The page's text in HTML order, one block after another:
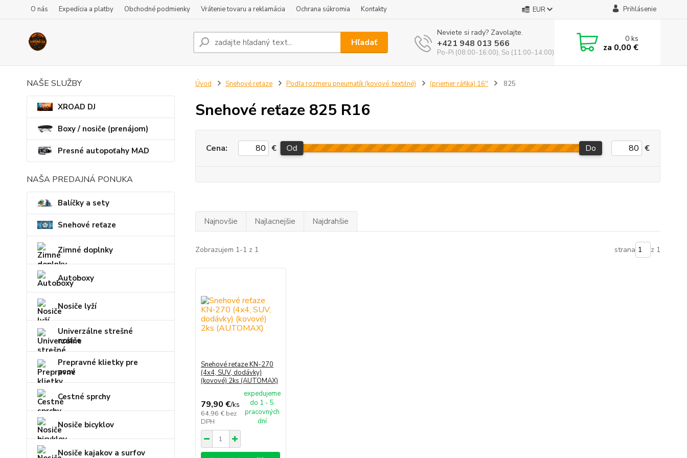
O nás Expedícia a platby Obchodné podmienky Vrátenie tovaru a reklamácia Ochrana súkromia Kontakty EUR Prihlásenie
Hľadať
Neviete si rady? Zavolajte.
+421 948 013 566
Po-Pi (08:00-16:00), So (11:00-14:00)
0ks
za 0,00 €
NAŠE SLUŽBY
XROAD DJ
Boxy / nosiče (prenájom)
Presné autopoťahy MAD
NAŠA PREDAJNÁ PONUKA
Balíčky a sety
Snehové reťaze
Zimné doplnky
Autoboxy
Nosiče lyží
Univerzálne strešné
nosiče
Prepravné klietky pre
psov
Cestné sprchy
Nosiče bicyklov
Nosiče kajakov a surfov
Úvod Snehové reťaze Podľa rozmeru pneumatík (kovové, textilné) (priemer ráfika) 16'' 825
Snehové reťaze 825 R16
Cena: € Od Do €
Najnovšie Najlacnejšie Najdrahšie
Zobrazujem 1-1 z 1 strana z 1
Snehové reťaze KN-270
(4x4, SUV, dodávky)
(kovové) 2ks (AUTOMAX)
79,90 €/ks
64,96 € bez
DPH
expedujeme
do 1 - 5
pracovných
dní